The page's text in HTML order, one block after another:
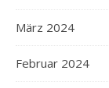
März 2024
Februar 2024